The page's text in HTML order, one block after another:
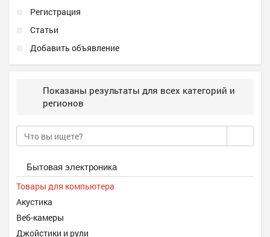
Регистрация
Статьи
Добавить объявление
Показаны результаты для всех категорий и
регионов
Бытовая электроника
Товары для компьютера
Акустика
Веб-камеры
Джойстики и рули